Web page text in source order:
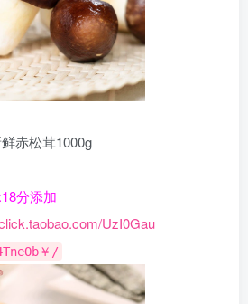
赤松茸1000g
分添加
UzI0Gau
￥/